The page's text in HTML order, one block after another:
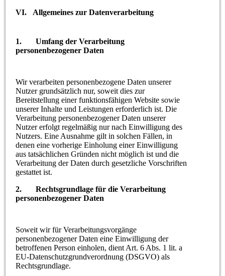
VI. Allgemeines zur Datenverarbeitung
1. Umfang der Verarbeitung
personenbezogener Daten
Wir verarbeiten personenbezogene Daten unserer
Nutzer grundsätzlich nur, soweit dies zur
Bereitstellung einer funktionsfähigen Website sowie
unserer Inhalte und Leistungen erforderlich ist. Die
Verarbeitung personenbezogener Daten unserer
Nutzer erfolgt regelmäßig nur nach Einwilligung des
Nutzers. Eine Ausnahme gilt in solchen Fällen, in
denen eine vorherige Einholung einer Einwilligung
aus tatsächlichen Gründen nicht möglich ist und die
Verarbeitung der Daten durch gesetzliche Vorschriften
gestattet ist.
2. Rechtsgrundlage für die Verarbeitung
personenbezogener Daten
Soweit wir für Verarbeitungsvorgänge
personenbezogener Daten eine Einwilligung der
betroffenen Person einholen, dient Art. 6 Abs. 1 lit. a
EU-Datenschutzgrundverordnung (DSGVO) als
Rechtsgrundlage.